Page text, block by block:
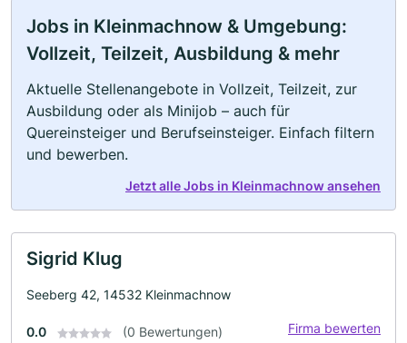
Jobs in Kleinmachnow & Umgebung:
Vollzeit, Teilzeit, Ausbildung & mehr
Aktuelle Stellenangebote in Vollzeit, Teilzeit, zur
Ausbildung oder als Minijob – auch für
Quereinsteiger und Berufseinsteiger. Einfach filtern
und bewerben.
Jetzt alle Jobs in Kleinmachnow ansehen
Sigrid Klug
Seeberg 42, 14532 Kleinmachnow
0.0 (0 Bewertungen) Firma bewerten